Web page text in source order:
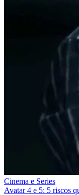
Cinema e Series
Avatar 4 e 5: 5 riscos